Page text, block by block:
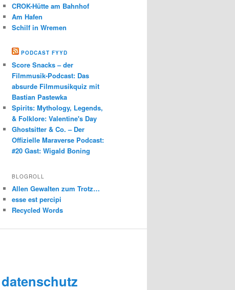
CROK-Hütte am Bahnhof
Am Hafen
Schilf in Wremen
PODCAST FYYD
Score Snacks – der
Filmmusik-Podcast: Das
absurde Filmmusikquiz mit
Bastian Pastewka
Spirits: Mythology, Legends,
& Folklore: Valentine's Day
Ghostsitter & Co. – Der
Offizielle Maraverse Podcast:
#20 Gast: Wigald Boning
BLOGROLL
Allen Gewalten zum Trotz…
esse est percipi
Recycled Words
datenschutz